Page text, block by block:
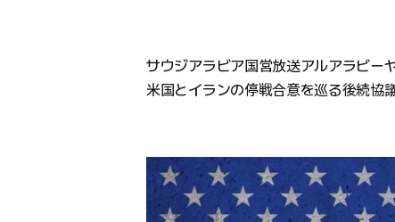
サウジアラビア国営放送アルアラビー
米国とイランの停戦合意を巡る後続協